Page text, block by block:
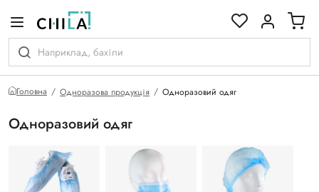
Головна Одноразова продукція Одноразовий одяг
Одноразовий одяг
гамі